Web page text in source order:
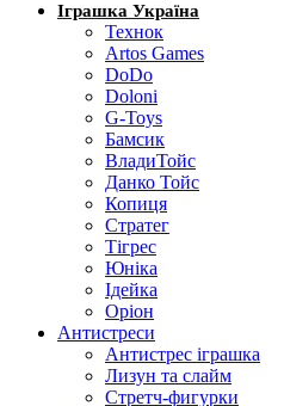
Іграшка Україна
Технок
Artos Games
DoDo
Doloni
G-Toys
Бамсик
ВладиТойс
Данко Тойс
Копиця
Стратег
Тігрес
Юніка
Ідейка
Оріон
Антистреси
Антистрес іграшка
Лизун та слайм
Стретч-фигурки